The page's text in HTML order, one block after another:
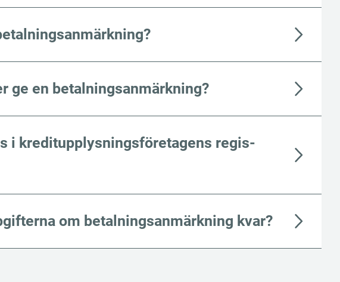
ge en be­tal­ningsanmärkning?
i kredit­upp­lys­nings­företagens re­gis­
om betalningsanmärkning kvar?